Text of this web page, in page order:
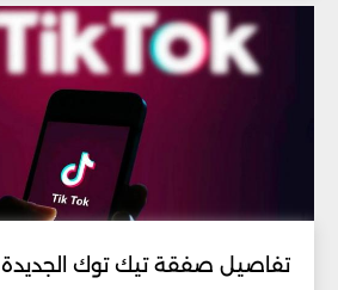
تفاصيل صفقة تيك توك الجديدة